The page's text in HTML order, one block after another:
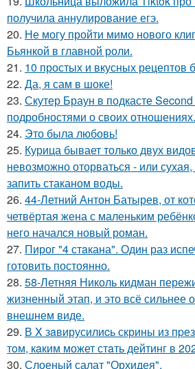
получила аннулирование егэ.
20. Не могу пройти мимо нового
Бьянкой в главной роли.
21. 10 простых и вкусных рецептов
22. Да, я сам в шоке!
23. Скутер Браун в подкасте
подробностями о своих отношениях.
24. Это была любовь!
25. Курица бывает только двух
невозможно оторваться - или сухая,
запить стаканом воды.
26. 44-Летний Антон Батырев, от
четвёртая жена с маленьким
него начался новый роман.
27. Пирог "4 стaкана". Один раз
готовить постоянно.
28. 58-Летняя Николь кидман
жизненный этап, и это всё сильнее
внешнем виде.
29. В X зaвирусилиcь скрины из
тoм, кaким может стaть дейтинг в
30. Слоеный салат "Орхидея".